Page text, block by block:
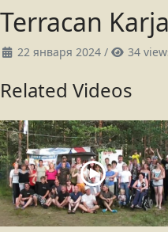
Terracan
22 января 2024/ 34
Related Videos